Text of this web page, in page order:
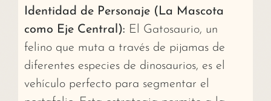
Identidad de Personaje (La Mascota
como Eje Central): El Gatosaurio, un
felino que muta a través de pijamas de
diferentes especies de dinosaurios, es el
vehículo perfecto para segmentar el